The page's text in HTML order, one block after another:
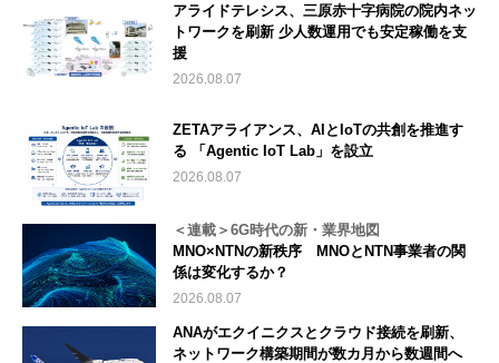
アライドテレシス、三原赤十字病院の院内ネッ
トワークを刷新 少人数運用でも安定稼働を支
援
2026.08.07
ZETAアライアンス、AIとIoTの共創を推進す
る 「Agentic IoT Lab」を設立
2026.08.07
＜連載＞6G時代の新・業界地図
MNO×NTNの新秩序 MNOとNTN事業者の関
係は変化するか？
2026.08.07
ANAがエクイニクスとクラウド接続を刷新、
ネットワーク構築期間が数カ月から数週間へ